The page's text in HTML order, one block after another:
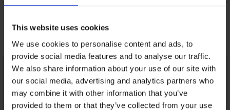
This website uses cookies
We use cookies to personalise content and ads, to
provide social media features and to analyse our traffic.
We also share information about your use of our site with
our social media, advertising and analytics partners who
may combine it with other information that you’ve
provided to them or that they’ve collected from your use
Možda će vam se svidjeti